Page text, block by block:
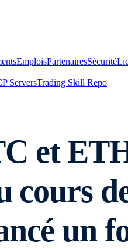
EmploisPartenairesSécurité
ServersTrading Skill Repo
et
cours
un